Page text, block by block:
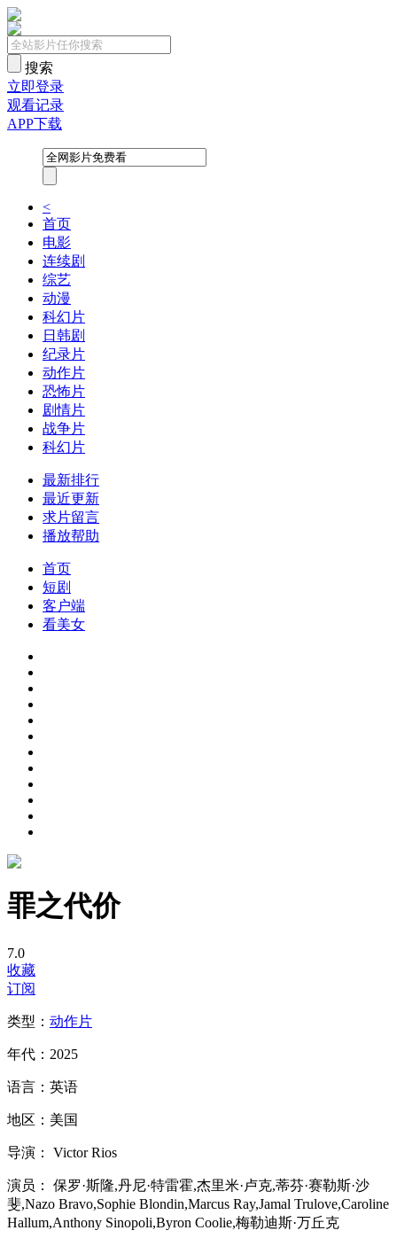
搜索
立即登录
观看记录
APP下载
<
首页
电影
连续剧
综艺
动漫
科幻片
日韩剧
纪录片
动作片
恐怖片
剧情片
战争片
科幻片
最新排行
最近更新
求片留言
播放帮助
首页
短剧
客户端
看美女
罪之代价
7.0
收藏
订阅
类型： 动作片
年代： 2025
语言： 英语
地区： 美国
导演： Victor Rios
演员：
保罗·斯隆,丹尼·特雷霍,杰里米·卢克,蒂芬·赛勒斯·沙
斐,Nazo Bravo,Sophie Blondin,Marcus Ray,Jamal Trulove,Caroline
Hallum,Anthony Sinopoli,Byron Coolie,梅勒迪斯·万丘克